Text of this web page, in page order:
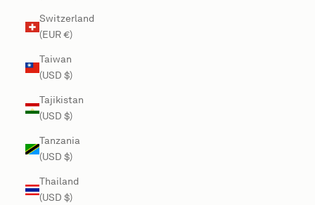
Switzerland
(EUR €)
Taiwan
(USD $)
Tajikistan
(USD $)
Tanzania
(USD $)
Thailand
(USD $)